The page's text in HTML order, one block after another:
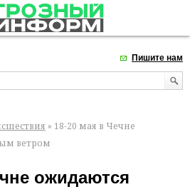
Пишите нам
» 18-20 мая в Чечне
ветром
ожидаются